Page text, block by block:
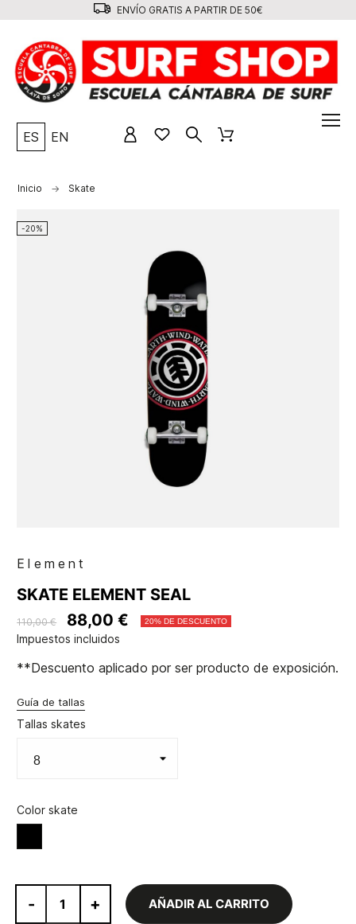
ENVÍO GRATIS A PARTIR DE 50€
ES EN
Inicio Skate
-20%
Element
SKATE ELEMENT SEAL
110,00 € 88,00 € 20% DE DESCUENTO
Impuestos incluidos
**Descuento aplicado por ser producto de exposición.
Guía de tallas
Tallas skates
Color skate
- + AÑADIR AL CARRITO